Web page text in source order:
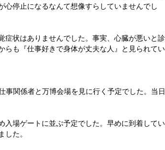
心停止になるなんて想像すらしていませんでし
症状はありませんでした。事実、心臓が悪いと診
らも『仕事好きで身体が丈夫な人』と見られてい
事関係者と万博会場を見に行く予定でした。当日
入場ゲートに並ぶ予定でした。早めに到着してい
した。